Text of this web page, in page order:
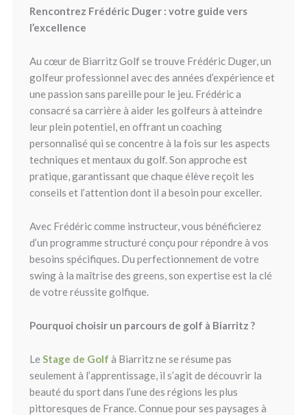
Rencontrez Frédéric Duger : votre guide vers
l’excellence
Au cœur de Biarritz Golf se trouve Frédéric Duger, un
golfeur professionnel avec des années d’expérience et
une passion sans pareille pour le jeu. Frédéric a
consacré sa carrière à aider les golfeurs à atteindre
leur plein potentiel, en offrant un coaching
personnalisé qui se concentre à la fois sur les aspects
techniques et mentaux du golf. Son approche est
pratique, garantissant que chaque élève reçoit les
conseils et l’attention dont il a besoin pour exceller.
Avec Frédéric comme instructeur, vous bénéficierez
d’un programme structuré conçu pour répondre à vos
besoins spécifiques. Du perfectionnement de votre
swing à la maîtrise des greens, son expertise est la clé
de votre réussite golfique.
Pourquoi choisir un parcours de golf à Biarritz ?
Le Stage de Golf à Biarritz ne se résume pas
seulement à l’apprentissage, il s’agit de découvrir la
beauté du sport dans l’une des régions les plus
pittoresques de France. Connue pour ses paysages à